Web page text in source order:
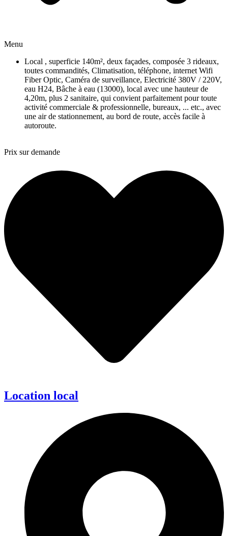
Menu
Local , superficie 140m², deux façades, composée 3 rideaux,
toutes commandités, Climatisation, téléphone, internet Wifi
Fiber Optic, Caméra de surveillance, Electricité 380V / 220V,
eau H24, Bâche à eau (13000), local avec une hauteur de
4,20m, plus 2 sanitaire, qui convient parfaitement pour toute
activité commerciale & professionnelle, bureaux, ... etc., avec
une air de stationnement, au bord de route, accès facile à
autoroute.
Prix sur demande
Location local